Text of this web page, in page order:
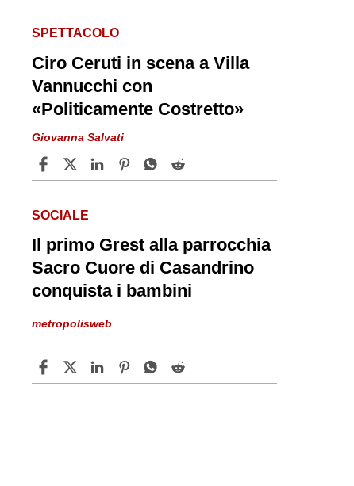
SPETTACOLO
Ciro Ceruti in scena a Villa
Vannucchi con
«Politicamente Costretto»
Giovanna Salvati
SOCIALE
Il primo Grest alla parrocchia
Sacro Cuore di Casandrino
conquista i bambini
metropolisweb